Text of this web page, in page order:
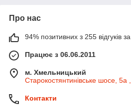
Про нас
94% позитивних з 255 відгуків за
Працює з 06.06.2011
м. Хмельницький
Старокостянтинівське шосе,
Контакти